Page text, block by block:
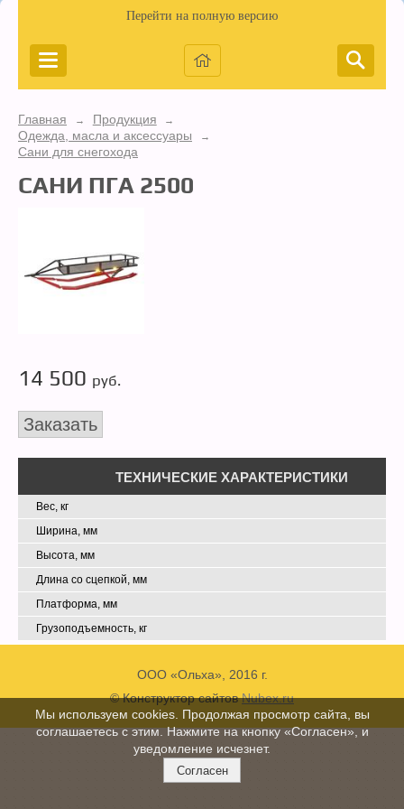
Перейти на полную версию
Главная → Продукция →
Одежда, масла и аксессуары →
Сани для снегохода
САНИ ПГА 2500
14 500 руб.
Заказать
ТЕХНИЧЕСКИЕ ХАРАКТЕРИСТИКИ
Вес, кг
Ширина, мм
Высота, мм
Длина со сцепкой, мм
Платформа, мм
Грузоподъемность, кг
ООО «Ольха», 2016 г.
© Конструктор сайтовNubex.ru
Мы используем cookies. Продолжая просмотр сайта, вы
соглашаетесь с этим. Нажмите на кнопку «Согласен», и
уведомление исчезнет.
Согласен